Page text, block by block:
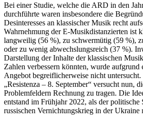
Bei einer Studie, welche die ARD in den
durchführte waren insbesondere die
Desinteresses an klassischer Musik recht
Wahrnehmung der E-Musikdistanzierten ist
langweilig (56 %), zu schwermütig (59 %),
oder zu wenig abwechslungsreich (37 %).
Darstellung der Inhalte der klassischen
Zahlen verbessern könnten, wurde aufgrund
Angebot begreiflicherweise nicht
„Resistenza – 8. September“ versucht nun,
Problemfeldern Rechnung zu tragen. Die
entstand im Frühjahr 2022, als der politische
russischen Vernichtungskrieg in der Ukraine